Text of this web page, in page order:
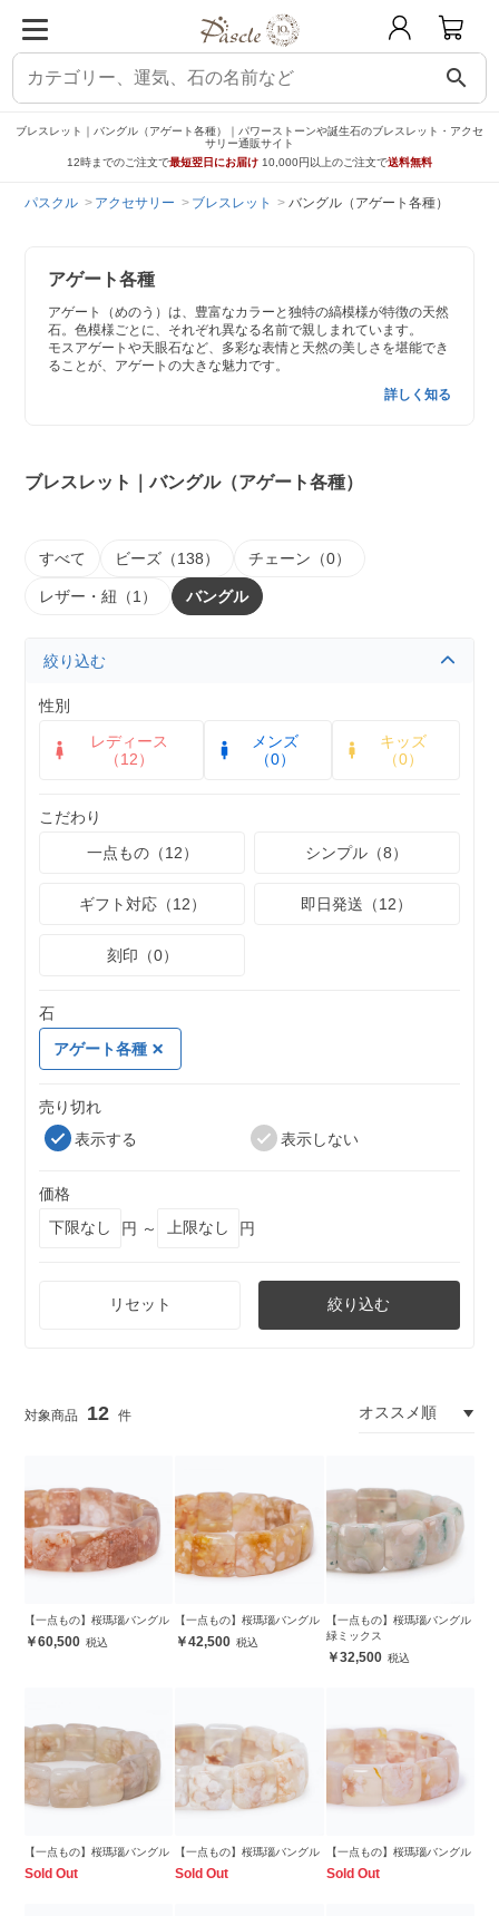
search
ブレスレット｜バングル（アゲート各種）｜パワーストーンや誕生石のブレスレット・アクセ
サリー通販サイト
12時までのご注文で最短翌日にお届け 10,000円以上のご注文で送料無料
パスクル アクセサリー ブレスレット バングル（アゲート各種）
アゲート各種
アゲート（めのう）は、豊富なカラーと独特の縞模様が特徴の天然
石。色模様ごとに、それぞれ異なる名前で親しまれています。
モスアゲートや天眼石など、多彩な表情と天然の美しさを堪能でき
ることが、アゲートの大きな魅力です。
詳しく知る
ブレスレット｜バングル（アゲート各種）
すべて ビーズ（138） チェーン（0）
レザー・紐（1） バングル
絞り込む
性別
レディース
（12）
メンズ
（0）
キッズ
（0）
こだわり
一点もの（12）
シンプル（8）
ギフト対応（12） 即日発送（12）
刻印（0）
石
アゲート各種
売り切れ
表示する
表示しない
価格
円 ～
円
リセット 絞り込む
12
【一点もの】桜瑪瑙バングル
60,500
【一点もの】桜瑪瑙バングル
42,500
【一点もの】桜瑪瑙バングル
緑ミックス
32,500
【一点もの】桜瑪瑙バングル
Sold Out
【一点もの】桜瑪瑙バングル
Sold Out
【一点もの】桜瑪瑙バングル
Sold Out